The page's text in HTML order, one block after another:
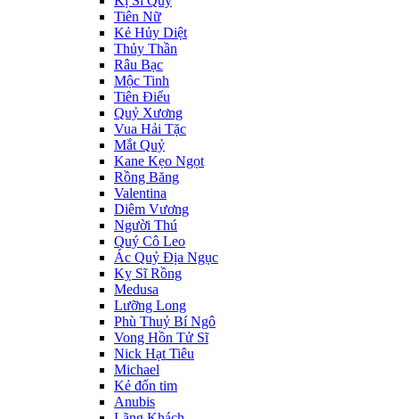
Tiên Nữ
Kẻ Hủy Diệt
Thủy Thần
Râu Bạc
Mộc Tinh
Tiên Điểu
Quỷ Xương
Vua Hải Tặc
Mắt Quỷ
Kane Kẹo Ngọt
Rồng Băng
Valentina
Diêm Vương
Người Thú
Quý Cô Leo
Ác Quỷ Địa Ngục
Kỵ Sĩ Rồng
Medusa
Lưỡng Long
Phù Thuỷ Bí Ngô
Vong Hồn Tử Sĩ
Nick Hạt Tiêu
Michael
Kẻ đốn tim
Anubis